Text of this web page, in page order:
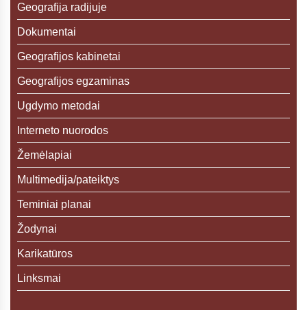
Geografija radijuje
Dokumentai
Geografijos kabinetai
Geografijos egzaminas
Ugdymo metodai
Interneto nuorodos
Žemėlapiai
Multimedija/pateiktys
Teminiai planai
Žodynai
Karikatūros
Linksmai